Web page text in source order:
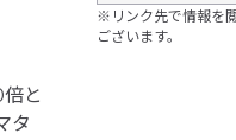
と
タ
※リンク先で情報を
ございます。